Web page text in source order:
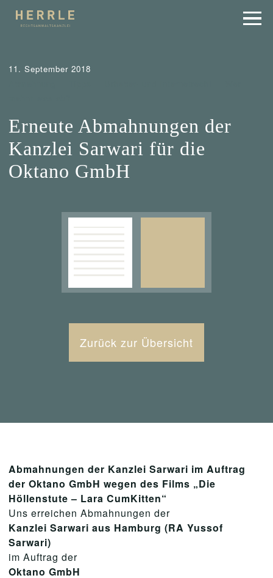
11. September 2018
Erneute Abmahnungen der
Kanzlei Sarwari für die
Oktano GmbH
Zurück zur Übersicht
Abmahnungen der Kanzlei Sarwari im Auftrag
der Oktano GmbH wegen des Films „Die
Höllenstute – Lara CumKitten“
Uns erreichen Abmahnungen der
Kanzlei Sarwari aus Hamburg (RA Yussof
Sarwari)
im Auftrag der
Oktano GmbH